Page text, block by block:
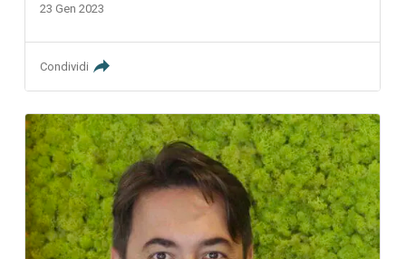
23 Gen 2023
Condividi